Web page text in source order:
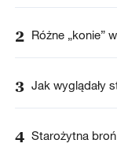
2 Różne „konie”
3 Jak wyglądały
4 Starożytna